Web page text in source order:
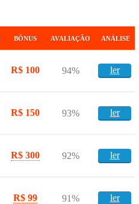
BÔNUS AVALIAÇÃO ANÁLISE
R$ 100 94% ler
R$ 150 93% ler
R$ 300 92% ler
R$ 99 91% ler